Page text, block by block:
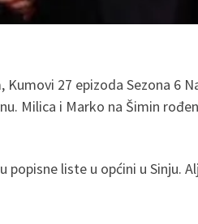
Kumovi 27 epizoda Sezona 6
Milica i Marko na Šimin
liste u općini u Sinju.